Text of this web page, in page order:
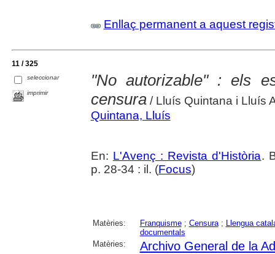
Enllaç permanent a aquest
11 / 325
seleccionar
imprimir
"No autorizable" : els
censura/ Lluís Quintana i Lluís
Quintana, Lluís
En: L'Avenç : Revista d'Història.
p. 28-34 : il. (Focus)
Matèries: Franquisme; Censura; Llengua
documentals
Matèries:
Archivo General de la